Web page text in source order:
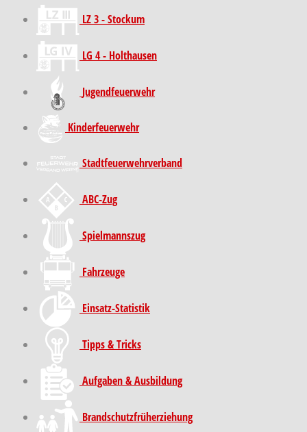
LZ 3 - Stockum
LG 4 - Holthausen
Jugendfeuerwehr
Kinder­feuer­wehr
Stadt­feuer­wehr­verband
ABC-Zug
Spielmannszug
Fahrzeuge
Einsatz-Statistik
Tipps & Tricks
Aufgaben & Ausbildung
Brand­schutz­früh­erziehung